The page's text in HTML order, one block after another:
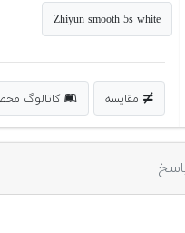
Zhiyun smooth 5s white
مقایسه کاتالوگ